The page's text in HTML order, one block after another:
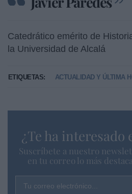
Catedrático emérito de
la Universidad de Alcalá
ETIQUETAS: ACTUALIDAD Y ÚLTIMA
¿Te ha interesado
Suscríbete a nuestro
en tu correo lo más
Tu correo electrónico...